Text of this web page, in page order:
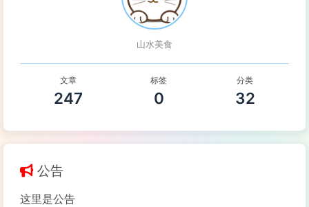
山水美食
文章
247
标签
0
分类
32
公告
这里是公告